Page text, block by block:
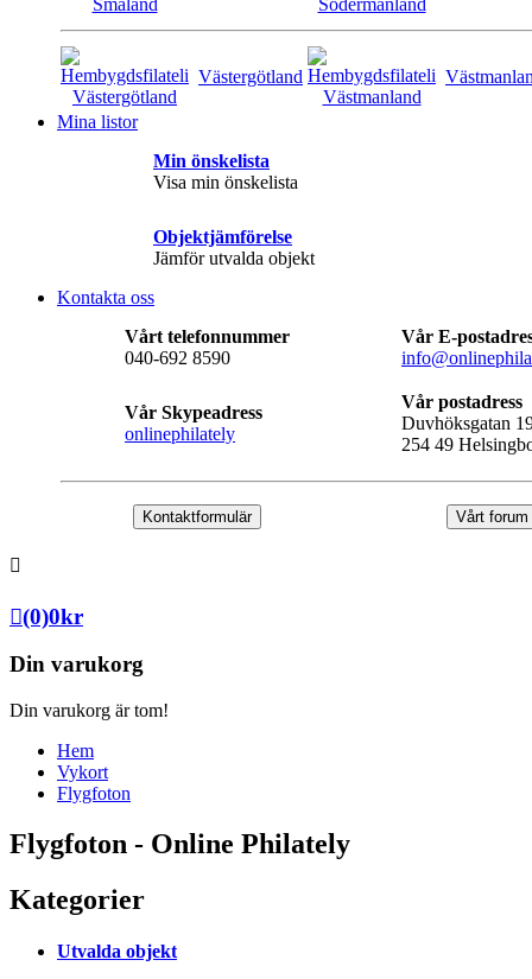
Västergötland
Mina listor
Min önskelista
Visa min önskelista
Objektjämförelse
Jämför utvalda objekt
Kontakta oss
Vårt telefonnummer
040-692 8590
Vår E-
Vår Skypeadress
onlinephilately
Vår postadress
Duvhöksgatan
254 49
Kontaktformulär Vårt forum
(0)0kr
Din varukorg
Din varukorg är tom!
Hem
Vykort
Flygfoton
Flygfoton - Online Philately
Kategorier
Utvalda objekt